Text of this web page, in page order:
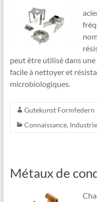
peut être utilisé dans
facile à nettoyer et
microbiologiques.
Gutekunst Formfedern
Connaissance, Industrie
Métaux de